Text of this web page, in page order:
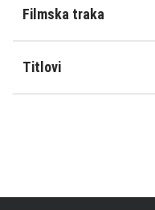
Filmska traka
Titlovi